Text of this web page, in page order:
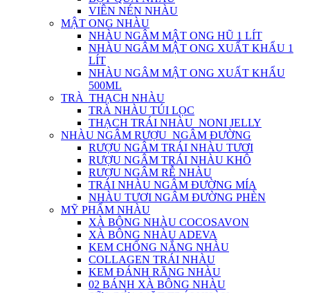
VIÊN NÉN NHÀU
MẬT ONG NHÀU
NHÀU NGÂM MẬT ONG HŨ 1 LÍT
NHÀU NGÂM MẬT ONG XUẤT KHẨU 1
LÍT
NHÀU NGÂM MẬT ONG XUẤT KHẨU
500ML
TRÀ_THẠCH NHÀU
TRÀ NHÀU TÚI LỌC
THẠCH TRÁI NHÀU_NONI JELLY
NHÀU NGÂM RƯỢU_NGÂM ĐƯỜNG
RƯỢU NGÂM TRÁI NHÀU TƯƠI
RƯỢU NGÂM TRÁI NHÀU KHÔ
RƯỢU NGÂM RỄ NHÀU
TRÁI NHÀU NGÂM ĐƯỜNG MÍA
NHÀU TƯƠI NGÂM ĐƯỜNG PHÈN
MỸ PHẨM NHÀU
XÀ BÔNG NHÀU COCOSAVON
XÀ BÔNG NHÀU ADEVA
KEM CHỐNG NẮNG NHÀU
COLLAGEN TRÁI NHÀU
KEM ĐÁNH RĂNG NHÀU
02 BÁNH XÀ BÔNG NHÀU